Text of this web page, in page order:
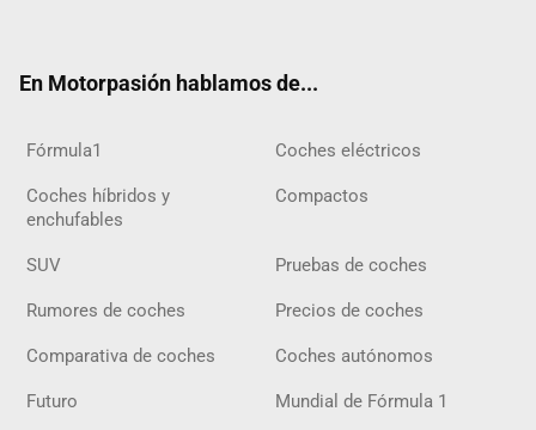
En Motorpasión hablamos de...
Fórmula1 Coches eléctricos
Coches híbridos y
enchufables
Compactos
SUV Pruebas de coches
Rumores de coches Precios de coches
Comparativa de coches Coches autónomos
Futuro Mundial de Fórmula 1